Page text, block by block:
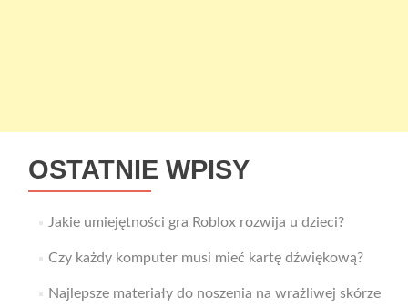
OSTATNIE WPISY
Jakie umiejętności gra Roblox rozwija u dzieci?
Czy każdy komputer musi mieć kartę dźwiękową?
Najlepsze materiały do noszenia na wrażliwej skórze